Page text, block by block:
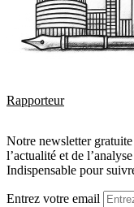
Rapporteur
Notre newsletter
l’actualité et de
Indispensable pour
Entrez votre email